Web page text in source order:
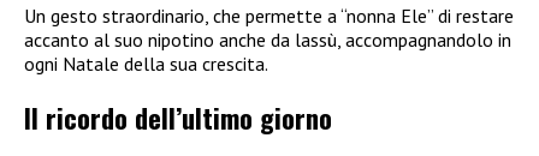
Un gesto straordinario, che permette a “nonna Ele” di restare
accanto al suo nipotino anche da lassù, accompagnandolo in
ogni Natale della sua crescita.
Il ricordo dell’ultimo giorno